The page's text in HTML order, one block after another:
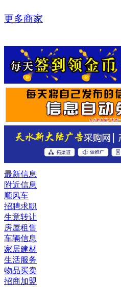
更多商家
最新信息
附近信息
顺风车
招聘求职
生意转让
房屋租售
车辆信息
家居建材
生活服务
物品买卖
招商加盟